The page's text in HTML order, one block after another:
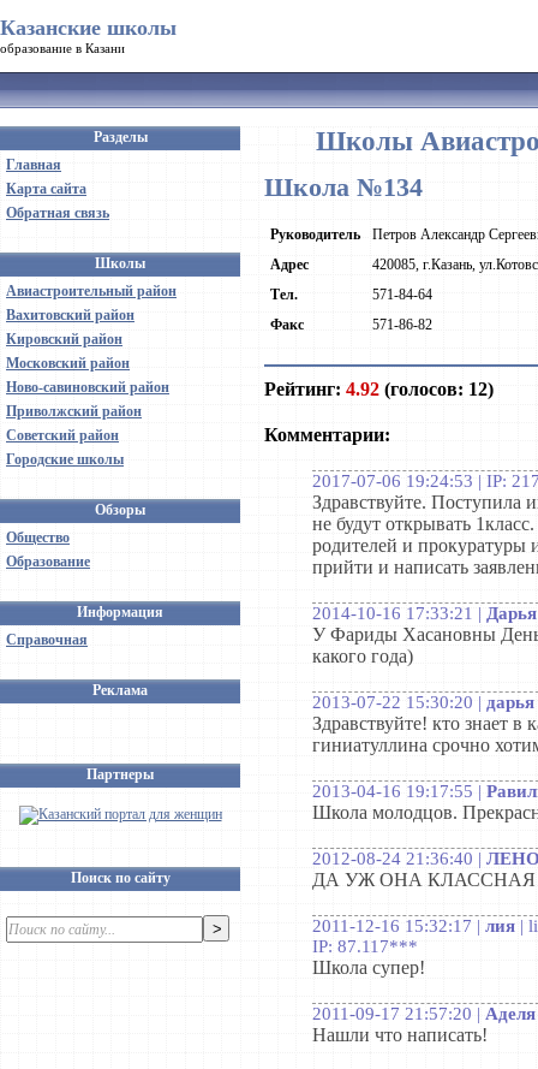
Казанские школы
образование в Казани
Разделы
Главная
Карта сайта
Обратная связь
Школы
Авиастроительный район
Вахитовский район
Кировский район
Московский район
Ново-савиновский район
Приволжский район
Советский район
Городские школы
Обзоры
Общество
Образование
Информация
Справочная
Реклама
Партнеры
Поиск по сайту
Школы
Школа №134
Руководитель
Петров Александр
Адрес
420085, г.Казань,
Тел.
571-84-64
Факс
571-86-82
Рейтинг: 4.92 (голосов: 12)
Комментарии:
2017-07-06 19:24:53 | IP:
Здравствуйте. Поступила
не будут открывать
родителей и прокуратуры
прийти и написать
2014-10-16 17:33:21 | Дарья
У Фариды Хасановны
какого года)
2013-07-22 15:30:20 | дарья
Здравствуйте! кто знает в
гиниатуллина срочно
2013-04-16 19:17:55 |
Школа молодцов.
2012-08-24 21:36:40 |
ДА УЖ ОНА
2011-12-16 15:32:17 | лия |
IP: 87.117***
Школа супер!
2011-09-17 21:57:20 | Аделя
Нашли что написать!